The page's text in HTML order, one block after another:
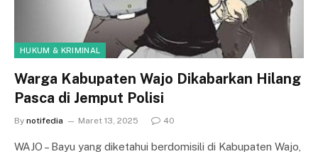
HUKUM & KRIMINAL
Warga Kabupaten Wajo Dikabarkan Hilang
Pasca di Jemput Polisi
By notifedia Maret 13, 2025 40
WAJO – Bayu yang diketahui berdomisili di Kabupaten Wajo,